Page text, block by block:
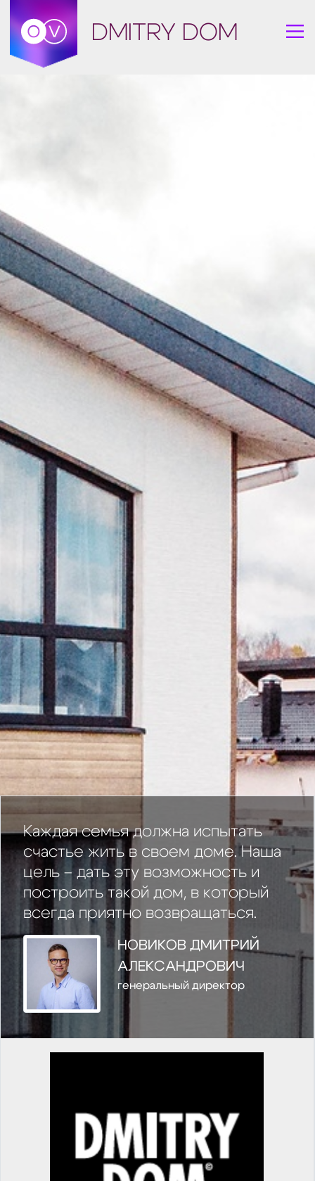
DMITRY DOM
Каждая семья должна испытать
счастье жить в своем доме. Наша
цель – дать эту возможность и
построить такой дом, в который
всегда приятно возвращаться.
НОВИКОВ ДМИТРИЙ
АЛЕКСАНДРОВИЧ
генеральный директор